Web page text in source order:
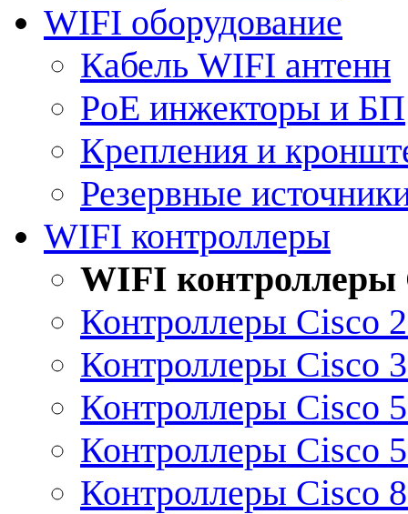
WIFI оборудование
Кабель WIFI антенн
PoE инжекторы и БП
Крепления и
Резервные
WIFI контроллеры
WIFI контроллеры
Контроллеры Cisco
Контроллеры Cisco
Контроллеры Cisco
Контроллеры Cisco
Контроллеры Cisco